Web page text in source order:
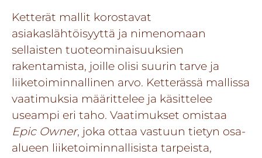
Ketterät mallit korostavat
asiakaslähtöisyyttä ja nimenomaan
sellaisten tuoteominaisuuksien
rakentamista, joille olisi suurin tarve ja
liiketoiminnallinen arvo. Ketterässä mallissa
vaatimuksia määrittelee ja käsittelee
useampi eri taho. Vaatimukset omistaa
Epic Owner, joka ottaa vastuun tietyn osa-
alueen liiketoiminnallisista tarpeista,